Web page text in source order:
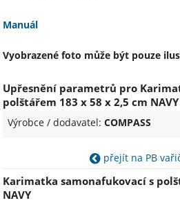
Manuál
Vyobrazené foto může být pouze
Upřesnění parametrů pro
polštářem 183 x 58 x 2,5 cm NAVY
Výrobce / dodavatel:COMPASS
přejít na PB
Karimatka samonafukovací s
NAVY